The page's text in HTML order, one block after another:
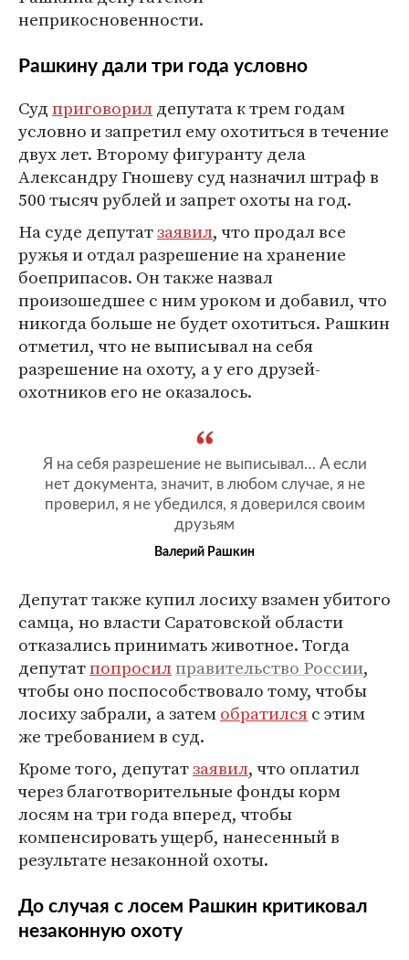
неприкосновенности.
Рашкину дали три года условно
Судприговорилдепутата к трем годам
условно и запретил ему охотиться в течение
двух лет. Второму фигуранту дела
Александру Гношеву суд назначил штраф в
500 тысяч рублей и запрет охоты на год.
На суде депутатзаявил, что продал все
ружья и отдал разрешение на хранение
боеприпасов. Он также назвал
произошедшее с ним уроком и добавил, что
никогда больше не будет охотиться. Рашкин
отметил, что не выписывал на себя
разрешение на охоту, а у его друзей-
охотников его не оказалось.
Я на себя разрешение не выписывал… А если
нет документа, значит, в любом случае, я не
проверил, я не убедился, я доверился своим
друзьям
Валерий Рашкин
Депутат также купил лосиху взамен убитого
самца, но власти Саратовской области
отказались принимать животное. Тогда
депутатпопросилправительство России,
чтобы оно поспособствовало тому, чтобы
лосиху забрали, а затемобратилсяс этим
же требованием в суд.
Кроме того, депутатзаявил, что оплатил
через благотворительные фонды корм
лосям на три года вперед, чтобы
компенсировать ущерб, нанесенный в
результате незаконной охоты.
До случая с лосем Рашкин критиковал
незаконную охоту